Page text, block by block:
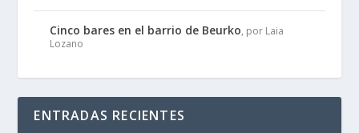
Cinco bares en el barrio de Beurko, por Laia
Lozano
ENTRADAS RECIENTES